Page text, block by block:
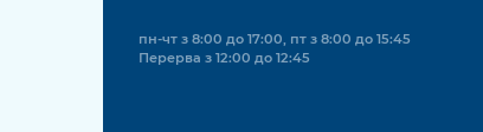
пн-чт з 8:00 до 17:00, пт з 8:00 до 15:45
Перерва з 12:00 до 12:45